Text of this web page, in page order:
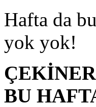
Hafta da
yok yok!
BU